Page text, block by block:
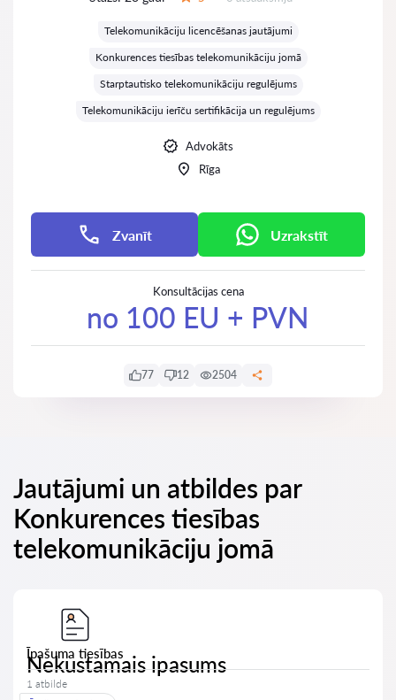
Telekomunikāciju licencēšanas jautājumi
Konkurences tiesības telekomunikāciju jomā
Starptautisko telekomunikāciju regulējums
Telekomunikāciju ierīču sertifikācija un regulējums
Advokāts
Rīga
Zvanīt Uzrakstīt
Konsultācijas cena
no 100 EU + PVN
77 12 2504
Jautājumi un atbildes par
Konkurences tiesības
telekomunikāciju jomā
Īpašuma tiesības
Nekustamais ipasums
1 atbilde